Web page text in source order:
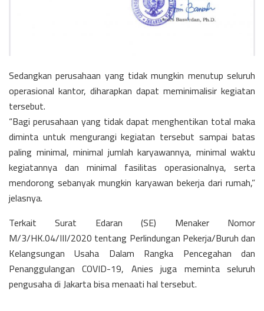
Sedangkan perusahaan yang tidak mungkin menutup seluruh
operasional kantor, diharapkan dapat meminimalisir kegiatan
tersebut.
“Bagi perusahaan yang tidak dapat menghentikan total maka
diminta untuk mengurangi kegiatan tersebut sampai batas
paling minimal, minimal jumlah karyawannya, minimal waktu
kegiatannya dan minimal fasilitas operasionalnya, serta
mendorong sebanyak mungkin karyawan bekerja dari rumah,”
jelasnya.
Terkait Surat Edaran (SE) Menaker Nomor
M/3/HK.04/III/2020 tentang Perlindungan Pekerja/Buruh dan
Kelangsungan Usaha Dalam Rangka Pencegahan dan
Penanggulangan COVID-19, Anies juga meminta seluruh
pengusaha di Jakarta bisa menaati hal tersebut.